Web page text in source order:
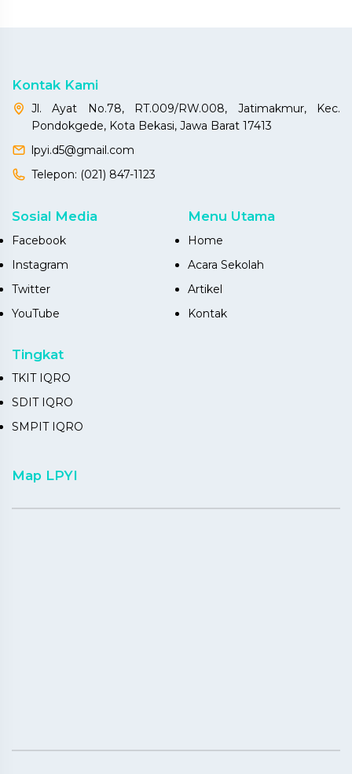
Kontak Kami
Jl. Ayat No.78, RT.009/RW.008, Jatimakmur, Kec.
Pondokgede, Kota Bekasi, Jawa Barat 17413
lpyi.d5@gmail.com
Telepon: (021) 847-1123
Sosial Media
Facebook
Instagram
Twitter
YouTube
Menu Utama
Home
Acara Sekolah
Artikel
Kontak
Tingkat
TKIT IQRO
SDIT IQRO
SMPIT IQRO
Map LPYI